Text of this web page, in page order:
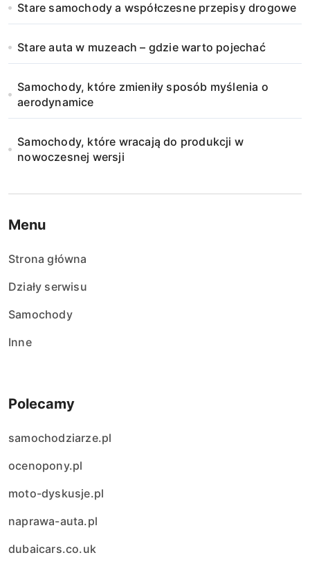
Stare samochody a współczesne przepisy drogowe
Stare auta w muzeach – gdzie warto pojechać
Samochody, które zmieniły sposób myślenia o
aerodynamice
Samochody, które wracają do produkcji w
nowoczesnej wersji
Menu
Strona główna
Działy serwisu
Samochody
Inne
Polecamy
samochodziarze.pl
ocenopony.pl
moto-dyskusje.pl
naprawa-auta.pl
dubaicars.co.uk